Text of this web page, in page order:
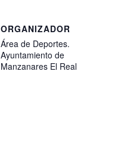
ORGANIZADOR
Área de Deportes.
Ayuntamiento de
Manzanares El Real